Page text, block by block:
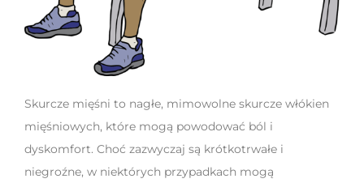
Skurcze mięśni to nagłe, mimowolne skurcze włókien
mięśniowych, które mogą powodować ból i
dyskomfort. Choć zazwyczaj są krótkotrwałe i
niegroźne, w niektórych przypadkach mogą